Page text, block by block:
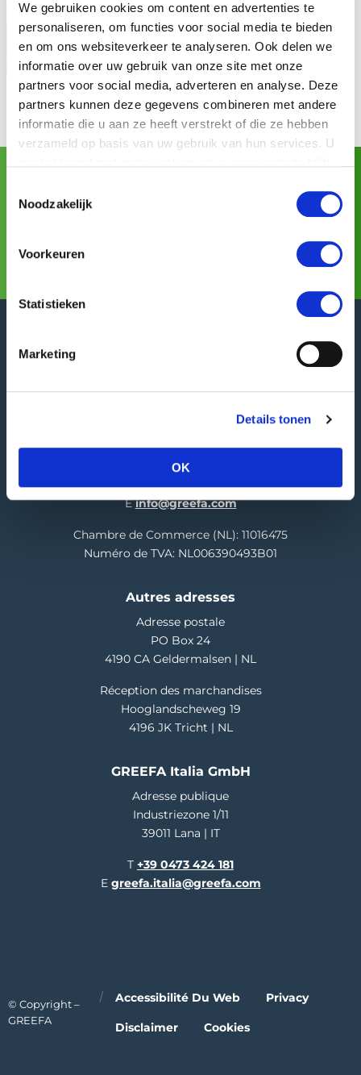
We gebruiken cookies om content en advertenties te
personaliseren, om functies voor social media te bieden
en om ons websiteverkeer te analyseren. Ook delen we
informatie over uw gebruik van onze site met onze
partners voor social media, adverteren en analyse. Deze
partners kunnen deze gegevens combineren met andere
informatie die u aan ze heeft verstrekt of die ze hebben
verzameld op basis van uw gebruik van hun services. U
Noodzakelijk
Voorkeuren
Statistieken
Marketing
Details tonen
OK
Pour toute l’information complémentaire
GREEFA Siège social
4196 JB Tricht | NL
T+31 345 578 100
Einfo@greefa.com
Chambre de Commerce (NL): 11016475
Numéro de TVA: NL006390493B01
Autres adresses
Adresse postale
PO Box 24
4190 CA Geldermalsen | NL
Réception des marchandises
Hooglandscheweg 19
4196 JK Tricht | NL
GREEFA Italia GmbH
Adresse publique
Industriezone 1/11
39011 Lana | IT
T +39 0473 424 181
E greefa.italia@greefa.com
© Copyright –
GREEFA
Accessibilité Du Web Privacy
Disclaimer Cookies